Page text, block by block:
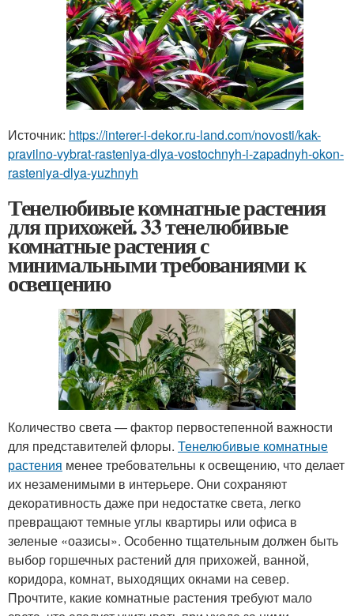
Источник: https://interer-i-dekor.ru-land.com/novosti/kak-
pravilno-vybrat-rasteniya-dlya-vostochnyh-i-zapadnyh-okon-
rasteniya-dlya-yuzhnyh
Тенелюбивые комнатные растения
для прихожей. 33 тенелюбивые
комнатные растения с
минимальными требованиями к
освещению
Количество света — фактор первостепенной важности
для представителей флоры. Тенелюбивые комнатные
растения менее требовательны к освещению, что делает
их незаменимыми в интерьере. Они сохраняют
декоративность даже при недостатке света, легко
превращают темные углы квартиры или офиса в
зеленые «оазисы». Особенно тщательным должен быть
выбор горшечных растений для прихожей, ванной,
коридора, комнат, выходящих окнами на север.
Прочтите, какие комнатные растения требуют мало